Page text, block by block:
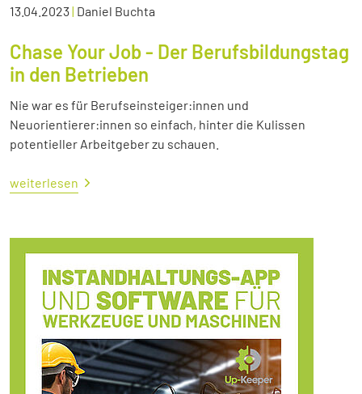
13.04.2023| Daniel Buchta
Chase Your Job - Der Berufsbildungstag
in den Betrieben
Nie war es für Berufseinsteiger:innen und
Neuorientierer:innen so einfach, hinter die Kulissen
potentieller Arbeitgeber zu schauen.
weiterlesen